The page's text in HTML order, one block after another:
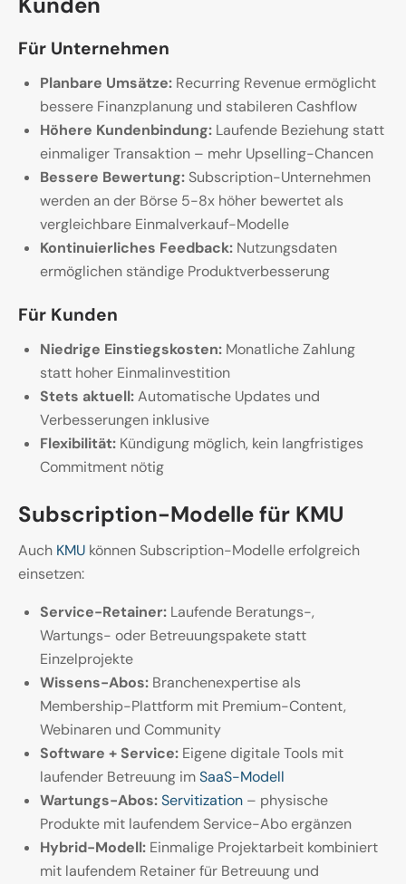
Für Unternehmen
Planbare Umsätze: Recurring Revenue ermöglicht
bessere Finanzplanung und stabileren Cashflow
Höhere Kundenbindung: Laufende Beziehung statt
einmaliger Transaktion – mehr Upselling-Chancen
Bessere Bewertung: Subscription-Unternehmen
werden an der Börse 5-8x höher bewertet als
vergleichbare Einmalverkauf-Modelle
Kontinuierliches Feedback: Nutzungsdaten
ermöglichen ständige Produktverbesserung
Für Kunden
Niedrige Einstiegskosten: Monatliche Zahlung
statt hoher Einmalinvestition
Stets aktuell:Automatische Updates und
Verbesserungen inklusive
Flexibilität: Kündigung möglich, kein langfristiges
Commitment nötig
Subscription-Modelle für KMU
Auch KMU können Subscription-Modelle erfolgreich
einsetzen:
Service-Retainer: Laufende Beratungs-,
Wartungs- oder Betreuungspakete statt
Einzelprojekte
Wissens-Abos: Branchenexpertise als
Membership-Plattform mit Premium-Content,
Webinaren und Community
Software + Service: Eigene digitale Tools mit
laufender Betreuung imSaaS-Modell
Wartungs-Abos:Servitization – physische
Produkte mit laufendem Service-Abo ergänzen
Hybrid-Modell: Einmalige Projektarbeit kombiniert
mit laufendem Retainer für Betreuung und